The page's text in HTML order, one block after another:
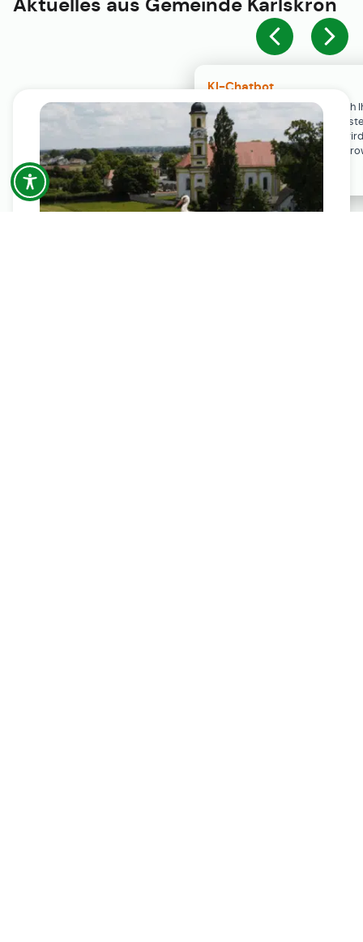
KI-Chatbot
Der KI-Chatbot steht erst nach
Einwilligung in den Cookie-
Verfügung. Der Chat-Verlauf
ausschließlich lokal in Ihrem
gespeichert.
Aktuelles aus Gemeinde Karlskron